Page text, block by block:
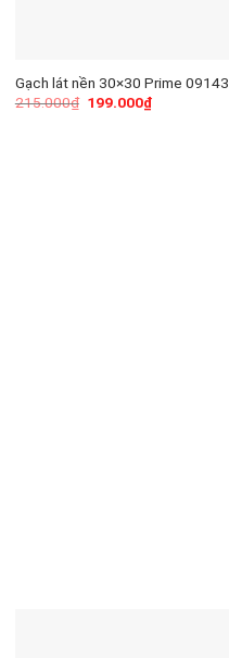
Gạch lát nền 30×30 Prime 09143
215.000₫ 199.000₫